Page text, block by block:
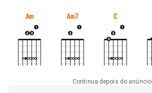
Am Am7 C
Continua depois do anúncio